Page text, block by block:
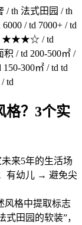
/ th 法式田园 / th
/ td 7000+ / td
td ★★★☆ / td
td 200-500㎡ /
150-300㎡ / td td
td
格？3个实
来5年的生活场
有幼儿 → 避免尖
格中提取标志
田园的软装”，